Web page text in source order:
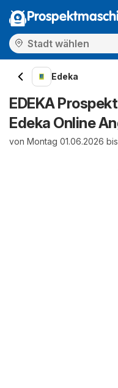
Edeka
EDEKA
Edeka Online
von Montag 01.06.2026